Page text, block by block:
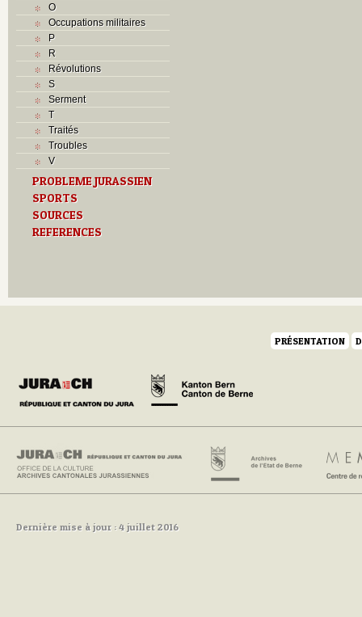
O
Occupations militaires
P
R
Révolutions
S
Serment
T
Traités
Troubles
V
PROBLEME JURASSIEN
SPORTS
SOURCES
REFERENCES
PRÉSENTATION
Dernière mise à jour : 4 juillet 2016